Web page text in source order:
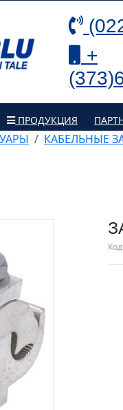
+
ПРОДУКЦИЯ
КАБЕЛЬНЫЕ